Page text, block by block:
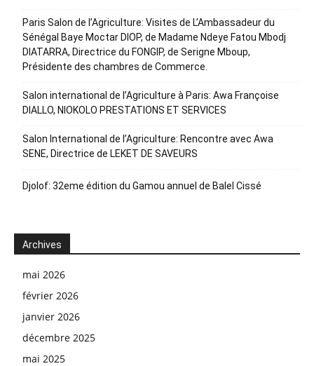
Paris Salon de l’Agriculture: Visites de L’Ambassadeur du
Sénégal Baye Moctar DIOP, de Madame Ndeye Fatou Mbodj
DIATARRA, Directrice du FONGIP, de Serigne Mboup,
Présidente des chambres de Commerce.
Salon international de l’Agriculture à Paris: Awa Françoise
DIALLO, NIOKOLO PRESTATIONS ET SERVICES
Salon International de l’Agriculture: Rencontre avec Awa
SENE, Directrice de LEKET DE SAVEURS
Djolof: 32eme édition du Gamou annuel de Balel Cissé
Archives
mai 2026
février 2026
janvier 2026
décembre 2025
mai 2025